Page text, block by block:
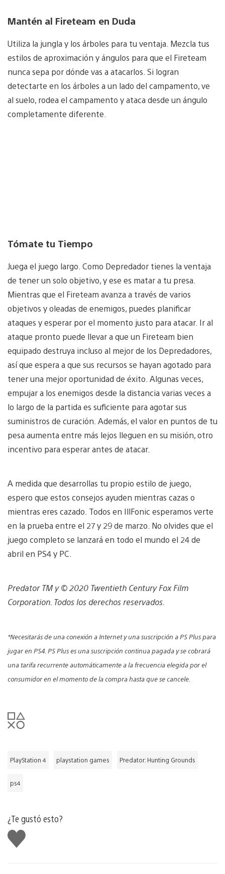
Mantén al Fireteam en Duda
Utiliza la jungla y los árboles para tu ventaja. Mezcla tus
estilos de aproximación y ángulos para que el Fireteam
nunca sepa por dónde vas a atacarlos. Si logran
detectarte en los árboles a un lado del campamento, ve
al suelo, rodea el campamento y ataca desde un ángulo
completamente diferente.
Tómate tu Tiempo
Juega el juego largo. Como Depredador tienes la ventaja
de tener un solo objetivo, y ese es matar a tu presa.
Mientras que el Fireteam avanza a través de varios
objetivos y oleadas de enemigos, puedes planificar
ataques y esperar por el momento justo para atacar. Ir al
ataque pronto puede llevar a que un Fireteam bien
equipado destruya incluso al mejor de los Depredadores,
así que espera a que sus recursos se hayan agotado para
tener una mejor oportunidad de éxito. Algunas veces,
empujar a los enemigos desde la distancia varias veces a
lo largo de la partida es suficiente para agotar sus
suministros de curación. Además, el valor en puntos de tu
pesa aumenta entre más lejos lleguen en su misión, otro
incentivo para esperar antes de atacar.
A medida que desarrollas tu propio estilo de juego,
espero que estos consejos ayuden mientras cazas o
mientras eres cazado. Todos en IllFonic esperamos verte
en la prueba entre el 27 y 29 de marzo. No olvides que el
juego completo se lanzará en todo el mundo el 24 de
abril en PS4 y PC.
Predator TM y © 2020 Twentieth Century Fox Film
Corporation. Todos los derechos reservados.
*Necesitarás de una conexión a Internet y una suscripción a PS Plus para
jugar en PS4. PS Plus es una suscripción continua pagada y se cobrará
una tarifa recurrente automáticamente a la frecuencia elegida por el
consumidor en el momento de la compra hasta que se cancele.
PlayStation 4 playstation games Predator: Hunting Grounds
ps4
¿Te gustó esto?
Me
gusta